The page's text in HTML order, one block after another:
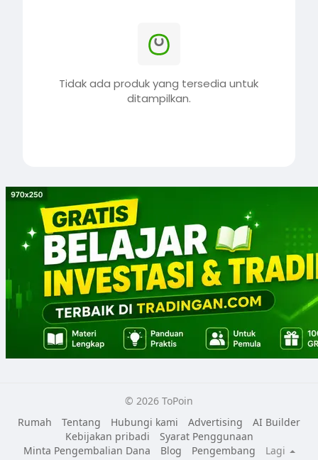
Tidak ada produk yang tersedia untuk
ditampilkan.
© 2026 ToPoin
Rumah
Tentang Hubungi kami Advertising
AI Builder
Kebijakan pribadi
Syarat Penggunaan
Minta Pengembalian Dana
Blog Pengembang Lagi